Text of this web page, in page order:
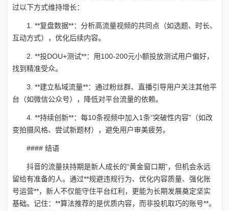
过以下方式维持增长：
1. **复盘数据**：分析高流量视频的共同点（如选题、时长、
互动方式），优化后续内容。
2. **投DOU+测试**：用100-200元小额投放测试用户偏好，
找到精准受众。
3. **建立私域流量**：通过粉丝群、直播引导用户关注其他平
台（如微信公众号），降低对平台流量的依赖。
4. **持续创新**：每10条视频中加入1条“突破性内容”（如改
变拍摄风格、尝试新题材），避免用户审美疲劳。
#### 结语
抖音的流量扶持期是新人成长的“黄金窗口期”，但机会永远
留给有准备的人。通过**规避违规行为、优化内容质量、强化账
号运营**，新人不仅能守住平台红利，更能为长期发展奠定坚实
基础。记住：**算法推荐的是优质内容，而非投机取巧的账号**。